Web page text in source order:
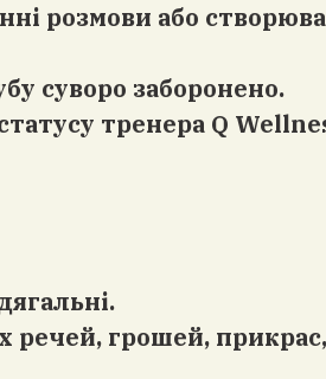
розмови або
суворо заборонено.
тренера Q
речей, грошей, прикрас,